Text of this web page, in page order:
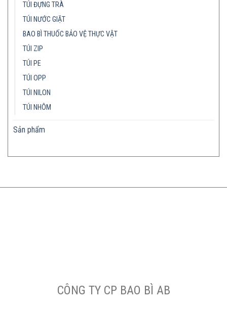
TÚI ĐỰNG TRÀ
TÚI NƯỚC GIẶT
BAO BÌ THUỐC BẢO VỆ THỰC VẬT
TÚI ZIP
TÚI PE
TÚI OPP
TÚI NILON
TÚI NHÔM
Sản phẩm
CÔNG TY CP BAO BÌ AB